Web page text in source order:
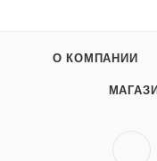
О КОМПАНИИ